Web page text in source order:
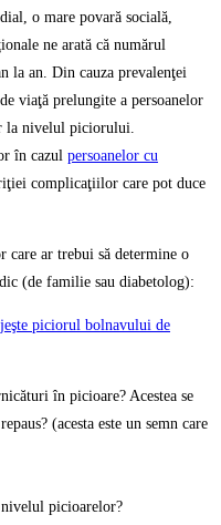
o mare povară socială,
ne arată că numărul
la an. Din cauza prevalenţei
viaţă prelungite a persoanelor
la nivelul piciorului.
în cazul persoanelor cu
complicaţiilor care pot duce
care ar trebui să determine o
(de familie sau diabetolog):
piciorul bolnavului de
în picioare? Acestea se
(acesta este un semn care
nivelul picioarelor?